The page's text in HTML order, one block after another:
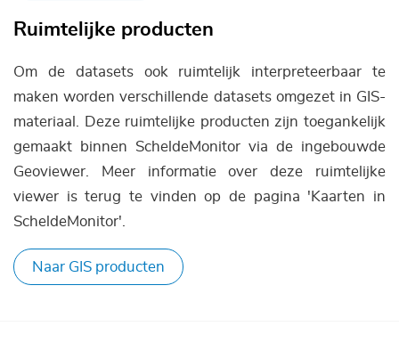
Ruimtelijke producten
Om de datasets ook ruimtelijk interpreteerbaar te
maken worden verschillende datasets omgezet in GIS-
materiaal. Deze ruimtelijke producten zijn toegankelijk
gemaakt binnen ScheldeMonitor via de ingebouwde
Geoviewer. Meer informatie over deze ruimtelijke
viewer is terug te vinden op de pagina 'Kaarten in
ScheldeMonitor'.
Naar GIS producten